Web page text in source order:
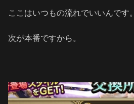
ここはいつもの流れでいいんです。
次が本番ですから。